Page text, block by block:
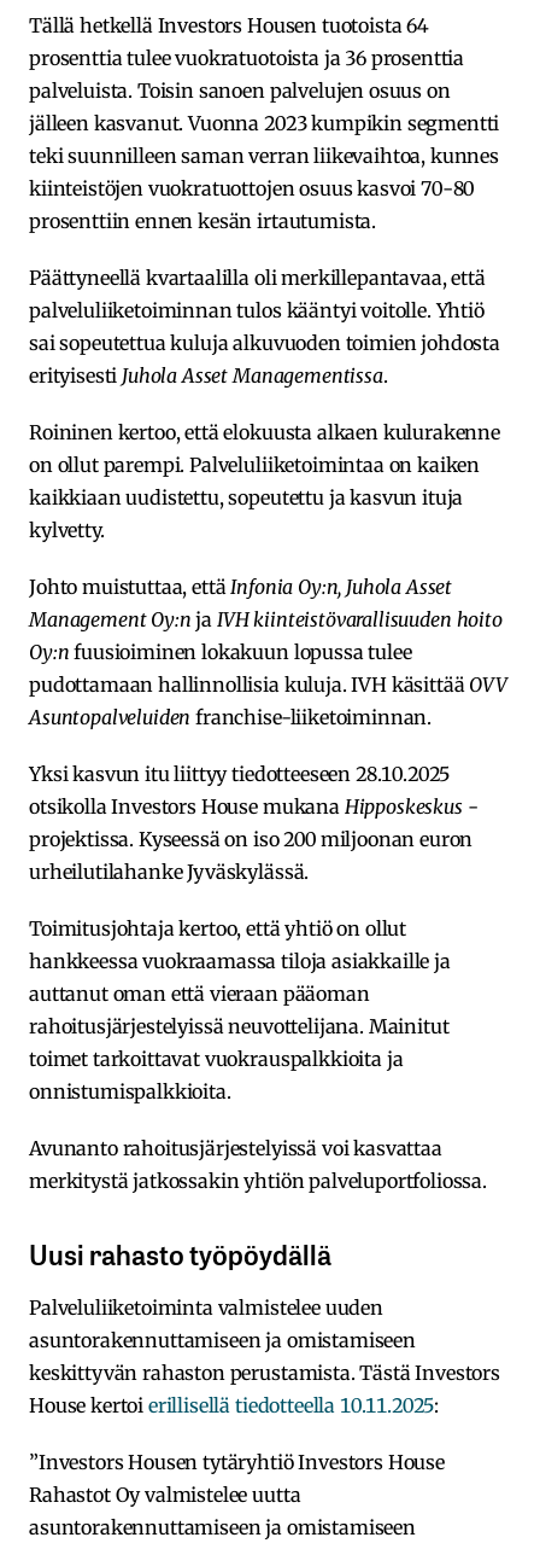
Tällä hetkellä Investors Housen tuotoista 64
prosenttia tulee vuokratuotoista ja 36 prosenttia
palveluista. Toisin sanoen palvelujen osuus on
jälleen kasvanut. Vuonna 2023 kumpikin segmentti
teki suunnilleen saman verran liikevaihtoa, kunnes
kiinteistöjen vuokratuottojen osuus kasvoi 70-80
prosenttiin ennen kesän irtautumista.
Päättyneellä kvartaalilla oli merkillepantavaa, että
palveluliiketoiminnan tulos kääntyi voitolle. Yhtiö
sai sopeutettua kuluja alkuvuoden toimien johdosta
erityisesti Juhola Asset Managementissa.
Roininen kertoo, että elokuusta alkaen kulurakenne
on ollut parempi. Palveluliiketoimintaa on kaiken
kaikkiaan uudistettu, sopeutettu ja kasvun ituja
kylvetty.
Johto muistuttaa, että Infonia Oy:n, Juhola Asset
Management Oy:nja IVH kiinteistövarallisuuden hoito
Oy:n fuusioiminen lokakuun lopussa tulee
pudottamaan hallinnollisia kuluja. IVH käsittää OVV
Asuntopalveluiden franchise-liiketoiminnan.
Yksi kasvun itu liittyy tiedotteeseen 28.10.2025
otsikolla Investors House mukana Hipposkeskus -
projektissa. Kyseessä on iso 200 miljoonan euron
urheilutilahanke Jyväskylässä.
Toimitusjohtaja kertoo, että yhtiö on ollut
hankkeessa vuokraamassa tiloja asiakkaille ja
auttanut oman että vieraan pääoman
rahoitusjärjestelyissä neuvottelijana. Mainitut
toimet tarkoittavat vuokrauspalkkioita ja
onnistumispalkkioita.
Avunanto rahoitusjärjestelyissä voi kasvattaa
merkitystä jatkossakin yhtiön palveluportfoliossa.
Uusi rahasto työpöydällä
Palveluliiketoiminta valmistelee uuden
asuntorakennuttamiseen ja omistamiseen
keskittyvän rahaston perustamista. Tästä Investors
House kertoi erillisellä tiedotteella 10.11.2025:
”Investors Housen tytäryhtiö Investors House
Rahastot Oy valmistelee uutta
asuntorakennuttamiseen ja omistamiseen